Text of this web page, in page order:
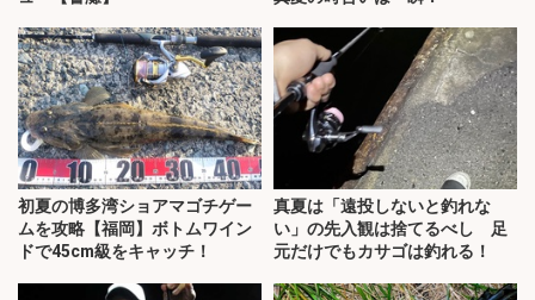
初夏の博多湾ショアマゴチゲー
ムを攻略【福岡】ボトムワイン
ドで45cm級をキャッチ！
真夏は「遠投しないと釣れな
い」の先入観は捨てるべし 足
元だけでもカサゴは釣れる！